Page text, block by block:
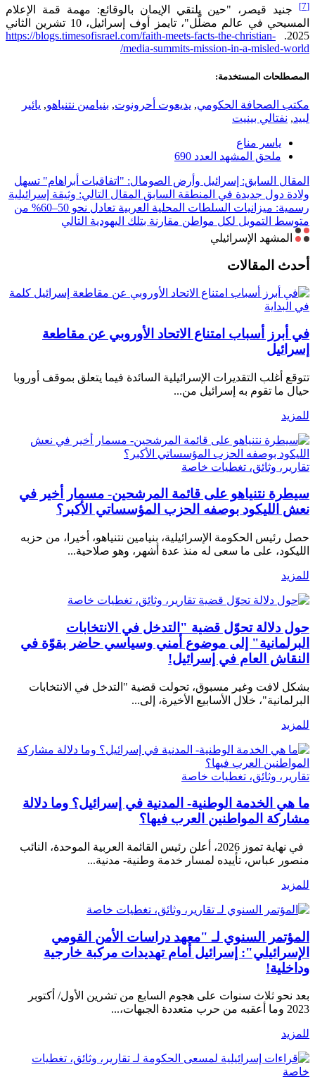
[7]
جنيد قيصر، "حين يلتقي الإيمان بالوقائع: مهمة قمة الإعلام
المسيحي في عالم مضلَّل"، تايمز أوف إسرائيل، 10 تشرين الثاني
2025.
https://blogs.timesofisrael.com/faith-meets-facts-the-christian-
media-summits-mission-in-a-misled-world/
المصطلحات المستخدمة:
مكتب الصحافة الحكومي, يديعوت أحرونوت, بنيامين نتنياهو, يائير
لبيد, نفتالي بينيت
ياسر مناع
ملحق المشهد العدد 690
المقال السابق: إسرائيل وأرض الصومال: "اتفاقيات أبراهام" تسهل
ولادة دول جديدة في المنطقة السابق المقال التالي: وثيقة إسرائيلية
رسمية: ميزانيات السلطات المحلية العربية تعادل نحو 50–60% من
متوسط التمويل لكل مواطن مقارنة بتلك اليهودية التالي
المشهد الإسرائيلي
أحدث المقالات
كلمة
في البداية
في أبرز أسباب امتناع الاتحاد الأوروبي عن مقاطعة
إسرائيل
تتوقع أغلب التقديرات الإسرائيلية السائدة فيما يتعلق بموقف أوروبا
حيال ما تقوم به إسرائيل من...
للمزيد
تقارير، وثائق، تغطيات خاصة
سيطرة نتنياهو على قائمة المرشحين- مسمار أخير في
نعش الليكود بوصفه الحزب المؤسساتي الأكبر؟
حصل رئيس الحكومة الإسرائيلية، بنيامين نتنياهو، أخيرا، من حزبه
الليكود، على ما سعى له منذ عدة أشهر، وهو صلاحية...
للمزيد
تقارير، وثائق، تغطيات خاصة
حول دلالة تحوّل قضية "التدخل في الانتخابات
البرلمانية" إلى موضوع أمني وسياسي حاضر بقوّة في
النقاش العام في إسرائيل!
بشكل لافت وغير مسبوق، تحولت قضية "التدخل في الانتخابات
البرلمانية"، خلال الأسابيع الأخيرة، إلى...
للمزيد
تقارير، وثائق، تغطيات خاصة
ما هي الخدمة الوطنية- المدنية في إسرائيل؟ وما دلالة
مشاركة المواطنين العرب فيها؟
في نهاية تموز 2026، أعلن رئيس القائمة العربية الموحدة، النائب
منصور عباس، تأييده لمسار خدمة وطنية- مدنية...
للمزيد
تقارير، وثائق، تغطيات خاصة
المؤتمر السنوي لـ "معهد دراسات الأمن القومي
الإسرائيلي": إسرائيل أمام تهديدات مركبة خارجية
وداخلية!
بعد نحو ثلاث سنوات على هجوم السابع من تشرين الأول/ أكتوبر
2023 وما أعقبه من حرب متعددة الجبهات،...
للمزيد
تقارير، وثائق، تغطيات
خاصة